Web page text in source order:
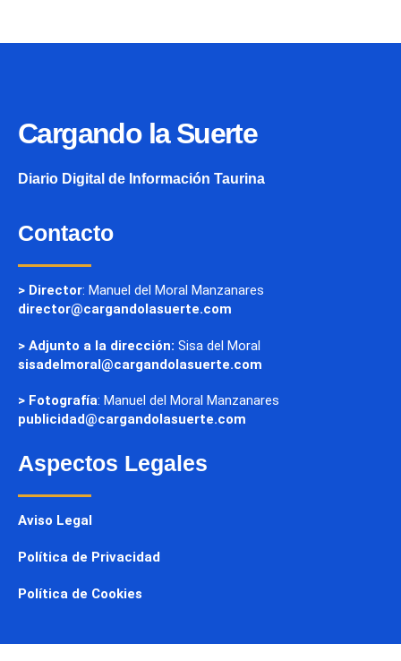
Cargando la Suerte
Diario Digital de Información Taurina
Contacto
> Director: Manuel del Moral Manzanares
director@cargandolasuerte.com
> Adjunto a la dirección: Sisa del Moral
sisadelmoral@cargandolasuerte.com
> Fotografía: Manuel del Moral Manzanares
publicidad@cargandolasuerte.com
Aspectos Legales
Aviso Legal
Política de Privacidad
Política de Cookies